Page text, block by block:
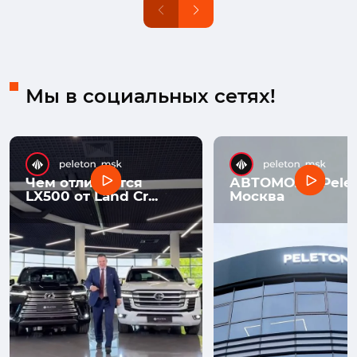
Мы в социальных сетях!
Чем отличается
LX500 от Land Cr...
АВТОМОЛЛ
Москва